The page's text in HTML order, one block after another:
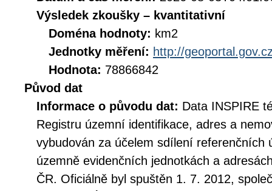
Výsledek zkoušky – kvantitativní
Doména hodnoty: km2
Jednotky měření: http://
Hodnota: 78866842
Původ dat
Informace o původu dat: Data INSPIRE
Registru územní identifikace, adres a
vybudován za účelem sdílení referenčních
územně evidenčních jednotkách a
ČR. Oficiálně byl spuštěn 1. 7. 2012,